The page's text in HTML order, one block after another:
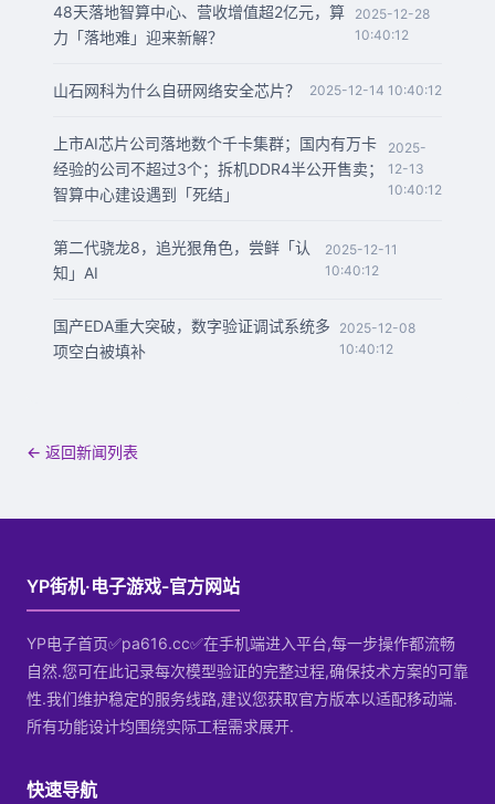
48天落地智算中心、营收增值超2亿元，算
力「落地难」迎来新解？
2025-12-28
10:40:12
山石网科为什么自研网络安全芯片？ 2025-12-14 10:40:12
上市AI芯片公司落地数个千卡集群；国内有万卡
经验的公司不超过3个；拆机DDR4半公开售卖；
智算中心建设遇到「死结」
2025-
12-13
10:40:12
第二代骁龙8，追光狠角色，尝鲜「认
知」AI
2025-12-11
10:40:12
国产EDA重大突破，数字验证调试系统多
项空白被填补
2025-12-08
10:40:12
← 返回新闻列表
YP街机·电子游戏-官方网站
YP电子首页✅pa616.cc✅在手机端进入平台,每一步操作都流畅
自然.您可在此记录每次模型验证的完整过程,确保技术方案的可靠
性.我们维护稳定的服务线路,建议您获取官方版本以适配移动端.
所有功能设计均围绕实际工程需求展开.
快速导航